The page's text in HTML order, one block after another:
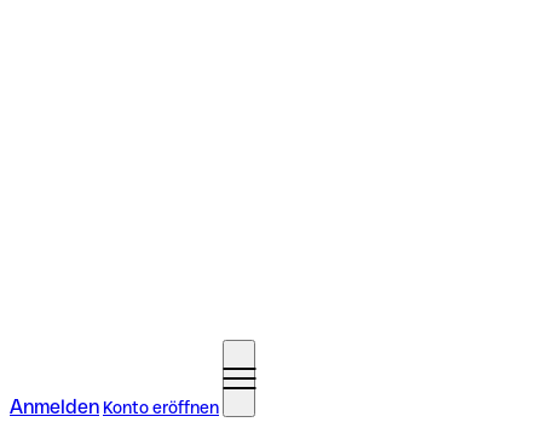
Anmelden Konto eröffnen